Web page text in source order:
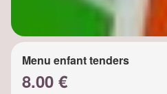
Menu enfant tenders
8.00 €